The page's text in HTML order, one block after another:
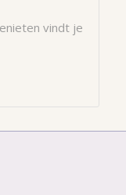
vindt je